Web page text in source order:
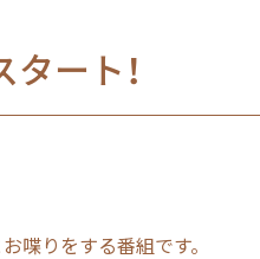
ート！
喋りをする番組です。